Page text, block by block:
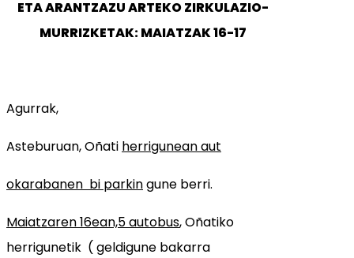
ETA ARANTZAZU ARTEKO ZIRKULAZIO-
MURRIZKETAK: MAIATZAK 16-17
Agurrak,
Asteburuan, Oñati herrigunean aut
okarabanen bi parkingune berri.
Maiatzaren 16ean,5 autobus, Oñatiko
herrigunetik ( geldigune bakarra